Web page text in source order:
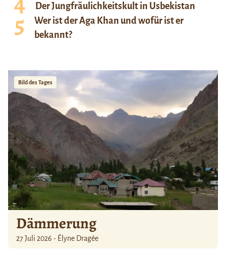
Der Jungfräulichkeitskult in Usbekistan
Wer ist der Aga Khan und wofür ist er
bekannt?
Bild des Tages
Dämmerung
27 Juli 2026 - Élyne Dragée